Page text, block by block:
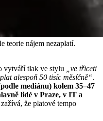
teorie nájem nezaplatí.
vytváří tlak ve stylu
„ve třiceti
alespoň 50 tisíc měsíčně“.
mediánu) kolem 35–47
lidé v Praze, v IT a
že platové tempo